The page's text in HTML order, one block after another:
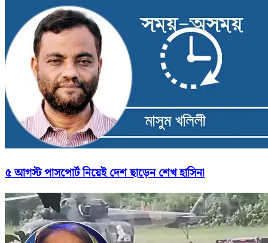
৫ আগস্ট পাসপোর্ট নিয়েই দেশ ছাড়েন শেখ হাসিনা